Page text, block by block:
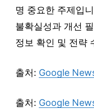
명 중요한 주제입
불확실성과 개선
정보 확인 및 전략
출처: Google
출처: Google